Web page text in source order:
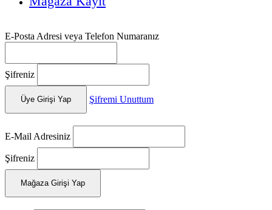
E-Posta Adresi veya Telefon Numaranız
Şifreniz
Üye Girişi Yap Şifremi Unuttum
E-Mail Adresiniz
Şifreniz
Mağaza Girişi Yap